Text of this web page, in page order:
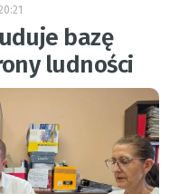
bazę
ludności